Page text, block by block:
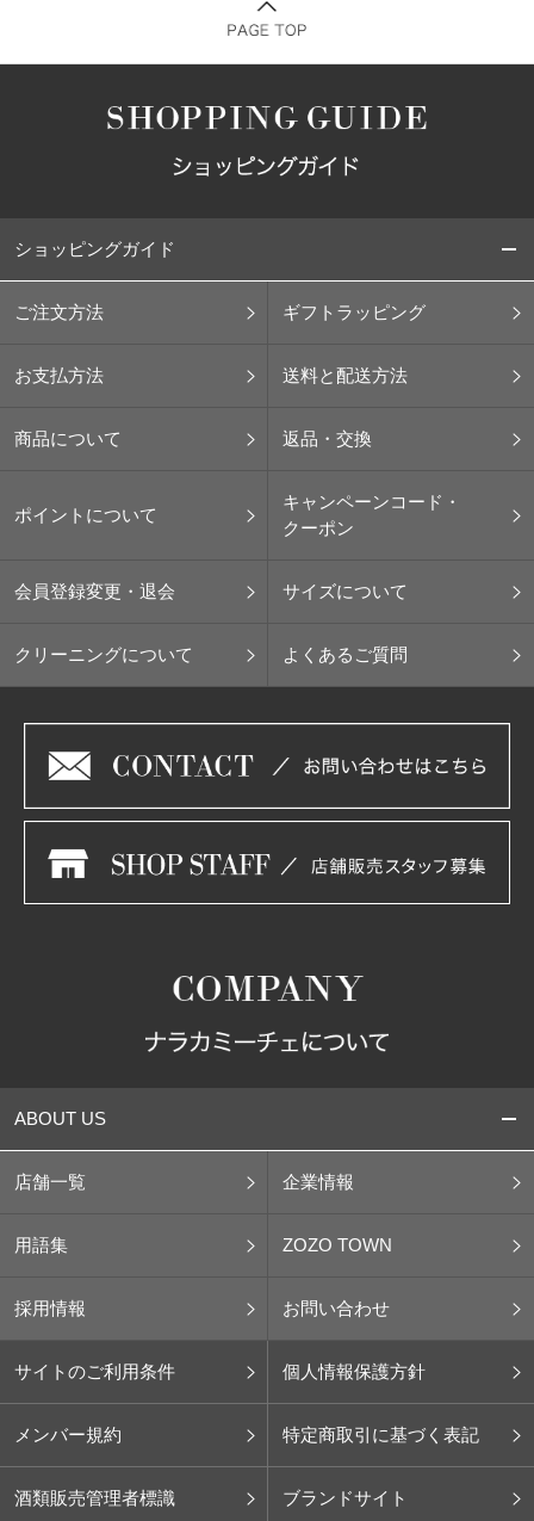
ショッピングガイド
ご注文方法 ギフトラッピング
お支払方法 送料と配送方法
商品について 返品・交換
ポイントについて
キャンペーンコード・
クーポン
会員登録変更・退会 サイズについて
クリーニングについて よくあるご質問
ABOUT US
店舗一覧 企業情報
用語集 ZOZO TOWN
採用情報 お問い合わせ
サイトのご利用条件 個人情報保護方針
メンバー規約 特定商取引に基づく表記
酒類販売管理者標識 ブランドサイト